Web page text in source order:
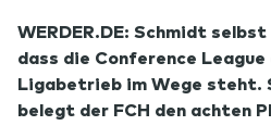
WERDER.DE: Schmidt
dass die Conference
Ligabetrieb im Wege steht.
belegt der FCH den achten